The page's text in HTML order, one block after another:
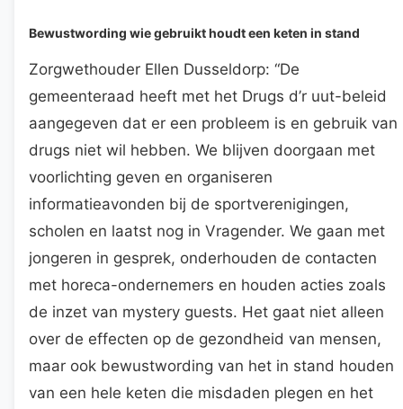
Bewustwording wie gebruikt houdt een keten in stand
Zorgwethouder Ellen Dusseldorp: “De
gemeenteraad heeft met het Drugs d’r uut-beleid
aangegeven dat er een probleem is en gebruik van
drugs niet wil hebben. We blijven doorgaan met
voorlichting geven en organiseren
informatieavonden bij de sportverenigingen,
scholen en laatst nog in Vragender. We gaan met
jongeren in gesprek, onderhouden de contacten
met horeca-ondernemers en houden acties zoals
de inzet van mystery guests. Het gaat niet alleen
over de effecten op de gezondheid van mensen,
maar ook bewustwording van het in stand houden
van een hele keten die misdaden plegen en het